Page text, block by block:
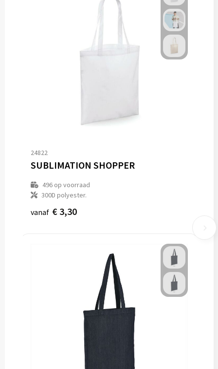
24822
SUBLIMATION SHOPPER
496op voorraad
300D polyester.
vanaf € 3,30